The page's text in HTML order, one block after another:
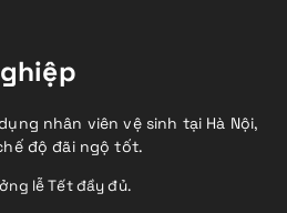
nhân viên vệ sinh tại Hà Nội,
độ đãi ngộ tốt.
lễ Tết đầy đủ.